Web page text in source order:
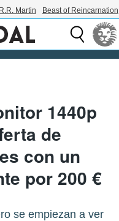
Martin Beast of Reincarnation
1440p
de
con un
por 200 €
se empiezan a ver